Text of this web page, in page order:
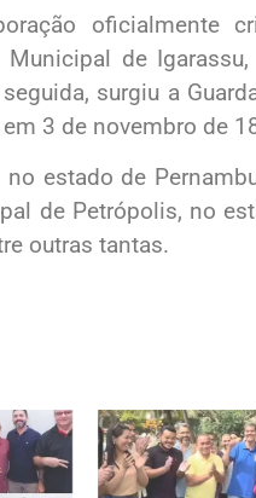
oficialmente
de
surgiu a
3 de novembro de
estado de
de Petrópolis, no
outras tantas.